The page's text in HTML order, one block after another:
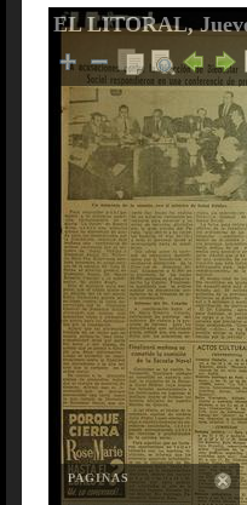
EL LITORAL,
PAGINAS